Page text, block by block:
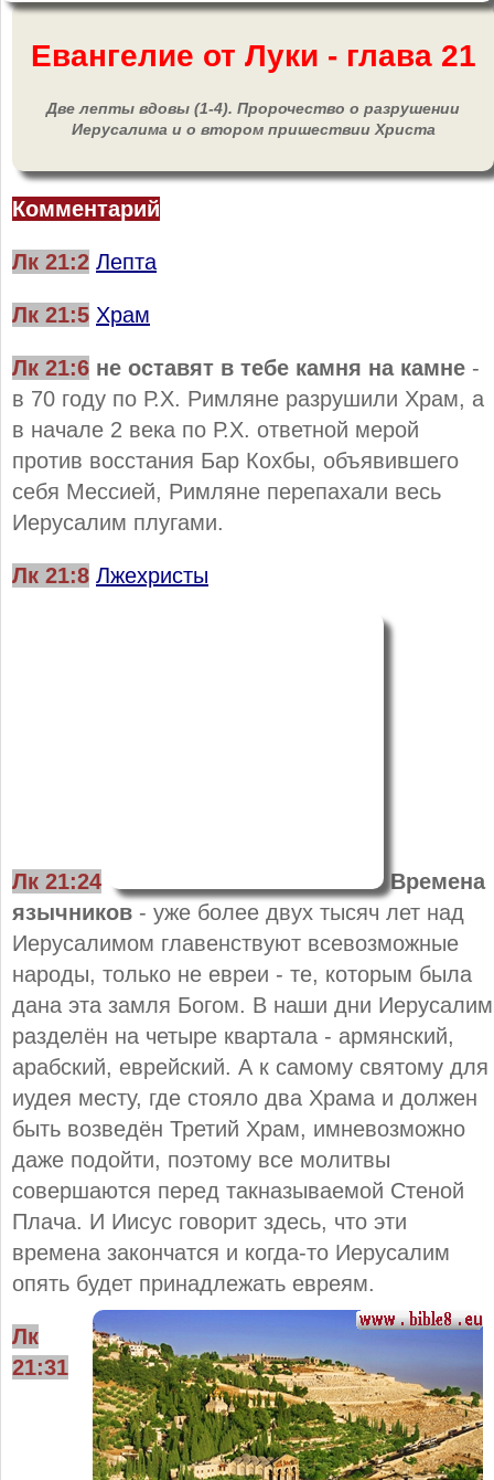
Евангелие от Луки - глава 21
Две лепты вдовы (1-4). Пророчество о разрушении
Иерусалима и о втором пришествии Христа
Комментарий
Лк 21:2 Лепта
Лк 21:5 Храм
Лк 21:6 не оставят в тебе камня на камне -
в 70 году по Р.Х. Римляне разрушили Храм, а
в начале 2 века по Р.Х. ответной мерой
против восстания Бар Кохбы, объявившего
себя Мессией, Римляне перепахали весь
Иерусалим плугами.
Лк 21:8 Лжехристы
Лк 21:24
Времена
язычников - уже более двух тысяч лет над
Иерусалимом главенствуют всевозможные
народы, только не евреи - те, которым была
дана эта замля Богом. В наши дни Иерусалим
разделён на четыре квартала - армянский,
арабский, еврейский. А к самому святому для
иудея месту, где стояло два Храма и должен
быть возведён Третий Храм, имневозможно
даже подойти, поэтому все молитвы
совершаются перед такназываемой Стеной
Плача. И Иисус говорит здесь, что эти
времена закончатся и когда-то Иерусалим
опять будет принадлежать евреям.
Лк
21:31